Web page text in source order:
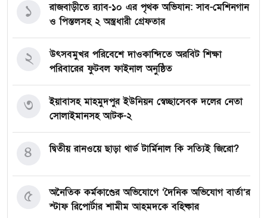
রাজবাড়ীতে র‍্যাব-১০ এর পৃথক অভিযান: সাব-মেশিনগান
ও পিস্তলসহ ২ অস্ত্রধারী গ্রেফতার
১
উৎসবমুখর পরিবেশে দাওকান্দিতে অরবিট শিক্ষা
পরিবারের ফুটবল ফাইনাল অনুষ্ঠিত
২
ইয়াবাসহ মাহমুদপুর ইউনিয়ন স্বেচ্ছাসেবক দলের নেতা
সোলাইমানসহ আটক-২
৩
দ্বিতীয় রানওয়ে ছাড়া থার্ড টার্মিনাল কি সত্যিই জিরো?
৪
অনৈতিক কর্মকাণ্ডের অভিযোগে ‘দৈনিক অভিযোগ বার্তা’র
স্টাফ রিপোর্টার শামীম আহমদকে বহিষ্কার
৫